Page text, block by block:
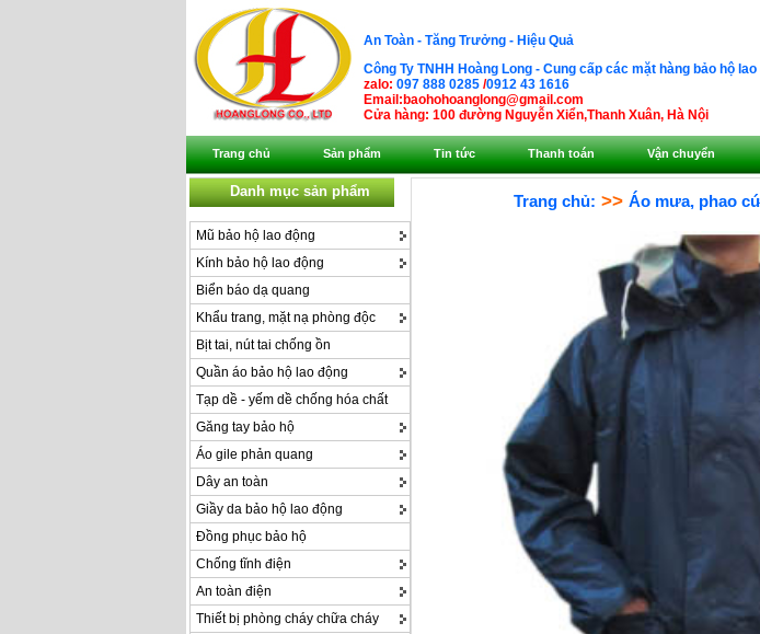
An Toàn - Tăng Trưởng - Hiệu Quả
Công Ty TNHH Hoàng Long - Cung cấp các mặt hàng bảo hộ
zalo: 097 888 0285 /0912 43 1616
Email:baohohoanglong@gmail.com
Cửa hàng: 100 đường Nguyễn Xiển,Thanh Xuân, Hà Nội
Trang chủ Sản phẩm Tin tức Thanh toán Vận chuyển
Danh mục sản phẩm
Mũ bảo hộ lao động
Kính bảo hộ lao động
Biển báo dạ quang
Khẩu trang, mặt nạ phòng độc
Bịt tai, nút tai chống ồn
Quần áo bảo hộ lao động
Tạp dề - yếm dề chống hóa chất
Găng tay bảo hộ
Áo gile phản quang
Dây an toàn
Giầy da bảo hộ lao động
Đồng phục bảo hộ
Chống tĩnh điện
An toàn điện
Thiết bị phòng cháy chữa cháy
Trang chủ: >> Áo mưa, phao